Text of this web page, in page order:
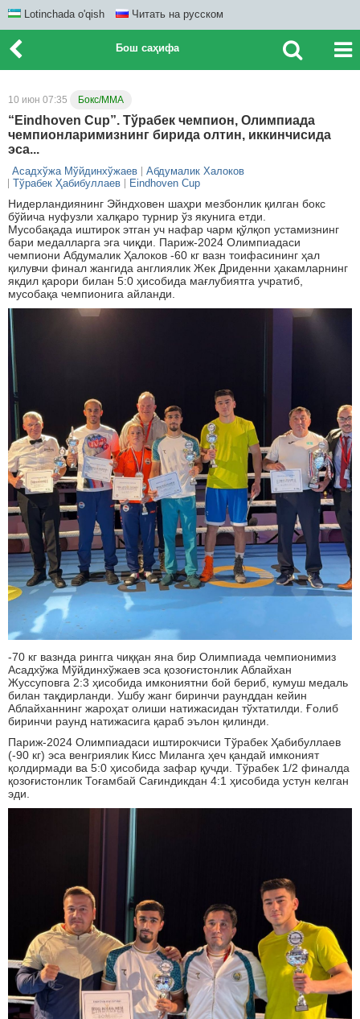
Lotinchada o'qish Читать на русском
Бош саҳифа
10 июн 07:35 Бокс/ММА
“Eindhoven Cup”. Тўрабек чемпион, Олимпиада
чемпионларимизнинг бирида олтин, иккинчисида
эса...
Асадхўжа Мўйдинхўжаев
Абдумалик Халоков
Тўрабек Ҳабибуллаев
Eindhoven Cup
Нидерландиянинг Эйндховен шаҳри мезбонлик қилган бокс
бўйича нуфузли халқаро турнир ўз якунига етди.
Мусобақада иштирок этган уч нафар чарм қўлқоп устамизнинг
бари медалларга эга чиқди. Париж-2024 Олимпиадаси
чемпиони Абдумалик Ҳалоков -60 кг вазн тоифасининг ҳал
қилувчи финал жангида англиялик Жек Дриденни ҳакамларнинг
якдил қарори билан 5:0 ҳисобида мағлубиятга учратиб,
мусобақа чемпионига айланди.
-70 кг вазнда рингга чиққан яна бир Олимпиада чемпионимиз
Асадхўжа Мўйдинхўжаев эса қозоғистонлик Аблайхан
Жуссуповга 2:3 ҳисобида имкониятни бой бериб, кумуш медаль
билан тақдирланди. Ушбу жанг биринчи раунддан кейин
Аблайханнинг жароҳат олиши натижасидан тўхтатилди. Ғолиб
биринчи раунд натижасига қараб эълон қилинди.
Париж-2024 Олимпиадаси иштирокчиси Тўрабек Ҳабибуллаев
(-90 кг) эса венгриялик Кисс Миланга ҳеч қандай имконият
қолдирмади ва 5:0 ҳисобида зафар қучди. Тўрабек 1/2 финалда
қозоғистонлик Тоғамбай Сағиндикдан 4:1 ҳисобида устун келган
эди.